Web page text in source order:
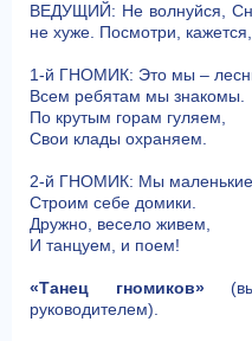
ВЕДУЩИЙ: Не волнуйся,
не хуже. Посмотри,
1-й ГНОМИК: Это мы –
Всем ребятам мы знакомы.
По крутым горам гуляем,
Свои клады охраняем.
2-й ГНОМИК: Мы маленькие
Строим себе домики.
Дружно, весело живем,
И танцуем, и поем!
«Танец гномиков»
руководителем).